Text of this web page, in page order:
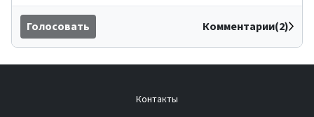
Голосовать Комментарии(2)
Контакты